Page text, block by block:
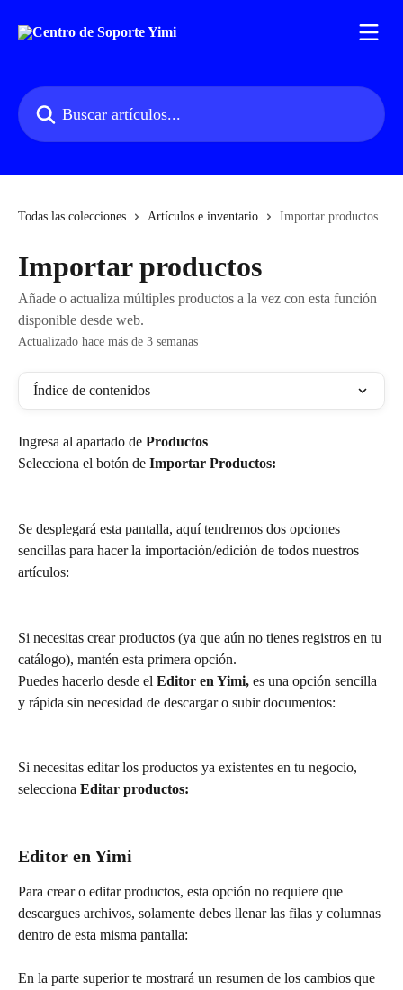
Buscar artículos...
Todas las colecciones Artículos e inventario Importar productos
Importar productos
Añade o actualiza múltiples productos a la vez con esta función
disponible desde web.
Actualizado hace más de 3 semanas
Índice de contenidos
Ingresa al apartado de Productos
Selecciona el botón de Importar Productos:
Se desplegará esta pantalla, aquí tendremos dos opciones
sencillas para hacer la importación/edición de todos nuestros
artículos:
Si necesitas crear productos (ya que aún no tienes registros en tu
catálogo), mantén esta primera opción.
Puedes hacerlo desde el Editor en Yimi, es una opción sencilla
y rápida sin necesidad de descargar o subir documentos:
Si necesitas editar los productos ya existentes en tu negocio,
selecciona Editar productos:
Editor en Yimi
Para crear o editar productos, esta opción no requiere que
descargues archivos, solamente debes llenar las filas y columnas
dentro de esta misma pantalla:
En la parte superior te mostrará un resumen de los cambios que